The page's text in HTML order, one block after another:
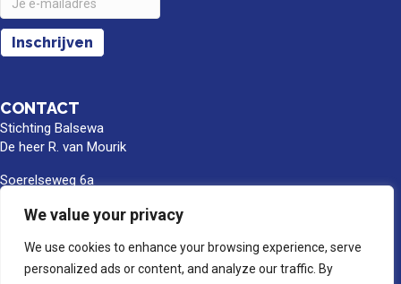
We value your privacy
We use cookies to enhance your browsing experience, serve
personalized ads or content, and analyze our traffic. By
CONTACT
Stichting Balsewa
De heer R. van Mourik
Soerelseweg 6a
06 - 5341 0399